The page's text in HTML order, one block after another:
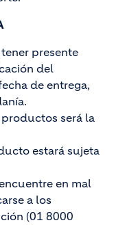
presente
del
de entrega,
será la
estará sujeta
en mal
a los
(01 8000